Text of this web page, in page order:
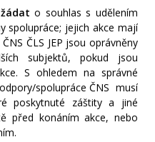
o souhlas s udělením
spolupráce; jejich akce mají
ČLS JEP jsou oprávněny
subjektů, pokud jsou
S ohledem na správné
spolupráce ČNS musí
poskytnuté záštity a jiné
před konáním akce, nebo